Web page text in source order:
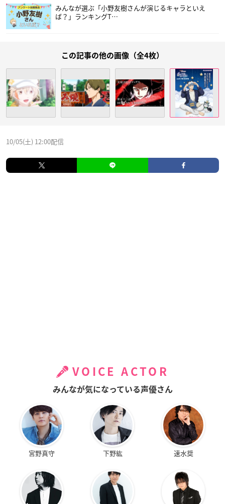
みんなが選ぶ「小野友樹さんが演じるキャラといえ
ば？」ランキングT…
この記事の他の画像（全4枚）
10/05(土) 12:00配信
VOICE ACTOR
みんなが気になっている声優さん
宮野真守 下野紘 速水奨